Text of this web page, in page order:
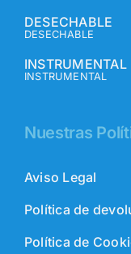
DESECHABLE
DESECHABLE
INSTRUMENTAL
INSTRUMENTAL
Nuestras
Aviso Legal
Política de
Política de